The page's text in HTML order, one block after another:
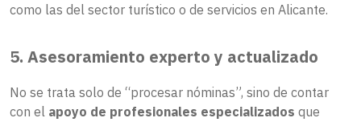
como las del sector turístico o de servicios en Alicante.
5. Asesoramiento experto y actualizado
No se trata solo de “procesar nóminas”, sino de contar
con el apoyo de profesionales especializados que